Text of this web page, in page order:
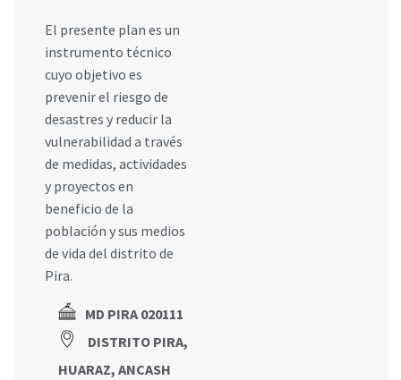
El presente plan es un
instrumento técnico
cuyo objetivo es
prevenir el riesgo de
desastres y reducir la
vulnerabilidad a través
de medidas, actividades
y proyectos en
beneficio de la
población y sus medios
de vida del distrito de
Pira.
MD PIRA 020111
DISTRITO PIRA,
HUARAZ, ANCASH